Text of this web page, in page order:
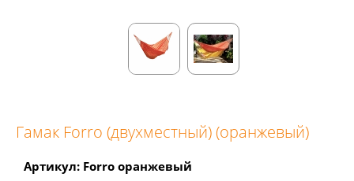
Гамак Forro (двухместный) (оранжевый)
Артикул: Forro оранжевый